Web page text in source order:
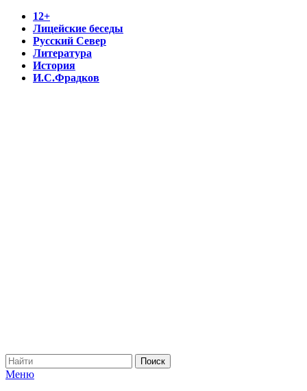
12+
Лицейские беседы
Русский Север
Литература
История
И.С.Фрадков
Меню